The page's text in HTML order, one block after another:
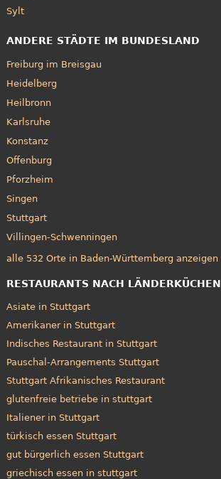
Sylt
ANDERE STÄDTE IM BUNDESLAND
Freiburg im Breisgau
Heidelberg
Heilbronn
Karlsruhe
Konstanz
Offenburg
Pforzheim
Singen
Stuttgart
Villingen-Schwenningen
alle 532 Orte in Baden-Württemberg anzeigen
RESTAURANTS NACH LÄNDERKÜCHEN
Asiate in Stuttgart
Amerikaner in Stuttgart
Indisches Restaurant in Stuttgart
Pauschal-Arrangements Stuttgart
Stuttgart Afrikanisches Restaurant
glutenfreie betriebe in stuttgart
Italiener in Stuttgart
türkisch essen Stuttgart
gut bürgerlich essen Stuttgart
griechisch essen in stuttgart